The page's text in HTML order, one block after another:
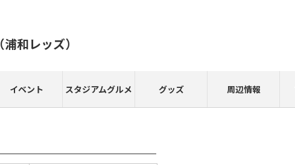
（浦和レッズ）
イベント スタジアムグルメ グッズ 周辺情報